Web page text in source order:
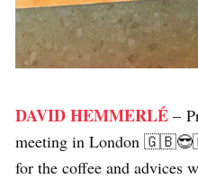
DAVID HEMMERLÉ –
meeting in London
for the coffee and advices